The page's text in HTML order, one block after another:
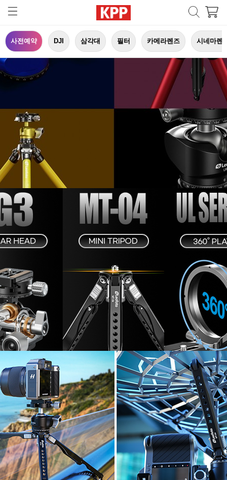
사전예약 DJI 삼각대 필터 카메라렌즈 시네마렌